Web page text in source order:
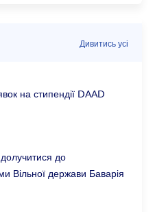
Дивитись усі
на стипендії DAAD
до
Вільної держави Баварія